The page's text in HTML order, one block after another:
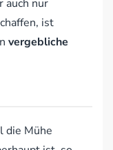
auch nur
ist
vergebliche
die Mühe